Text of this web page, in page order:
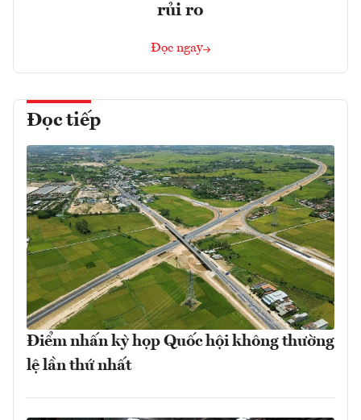
rủi ro
Đọc ngay
Đọc tiếp
Điểm nhấn kỳ họp Quốc hội không thường
lệ lần thứ nhất